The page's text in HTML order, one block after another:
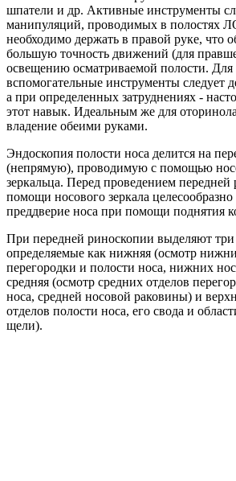
шпатели и др. Активные инструменты
манипуляций, проводимых в полостях
необходимо держать в правой руке, что
большую точность движений (для
освещению осматриваемой полости. Для
вспомогательные инструменты следует
а при определенных затруднениях -
этот навык. Идеальным же для
владение обеими руками.
Эндоскопия полости носа делится на
(непрямую), проводимую с помощью
зеркальца. Перед проведением
помощи носового зеркала целесообразно
преддверие носа при помощи поднятия
При передней риноскопии выделяют
определяемые как нижняя (осмотр
перегородки и полости носа, нижних
средняя (осмотр средних отделов
носа, средней носовой раковины) и
отделов полости носа, его свода и
щели).